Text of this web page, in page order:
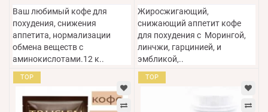
Ваш любимый кофе для
похудения, снижения
аппетита, нормализации
обмена веществ с
аминокислотами.12 к..
Жиросжигающий,
снижающий аппетит кофе
для похудения с Морингой,
линчжи, гарцинией, и
эмбликой,..
TOP TOP